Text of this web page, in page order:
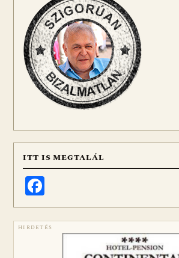
ITT IS MEGTALÁL
HIRDETÉS